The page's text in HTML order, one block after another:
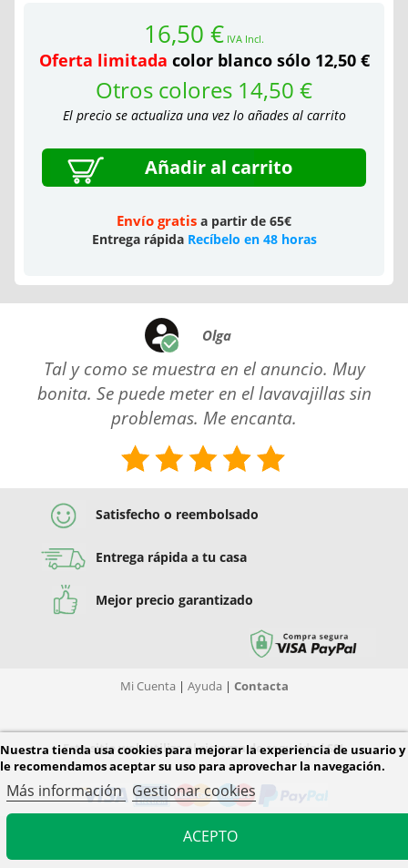
Nuestra tienda usa cookies para mejorar la experiencia de usuario y
le recomendamos aceptar su uso para aprovechar la navegación.
Más información Gestionar cookies
ACEPTO
16,50 € IVA Incl.
Oferta limitada color blanco sólo 12,50 €
Otros colores 14,50 €
El precio se actualiza una vez lo añades al carrito
Añadir al carrito
Envío gratis a partir de 65€
Entrega rápida Recíbelo en 48 horas
Olga
Tal y como se muestra en el anuncio. Muy
bonita. Se puede meter en el lavavajillas sin
problemas. Me encanta.
Satisfecho o reembolsado
Entrega rápida a tu casa
Mejor precio garantizado
Mi Cuenta | Ayuda | Contacta
Este sitio web utiliza el sistema de seguridad SSL
© 2026 Diver Tiendas. Todos los derechos reservados.